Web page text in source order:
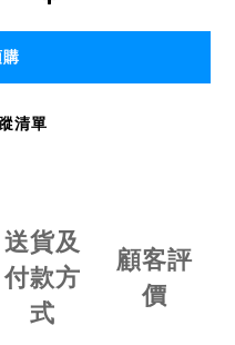
清單
送貨及
付款方
式
顧客評
價